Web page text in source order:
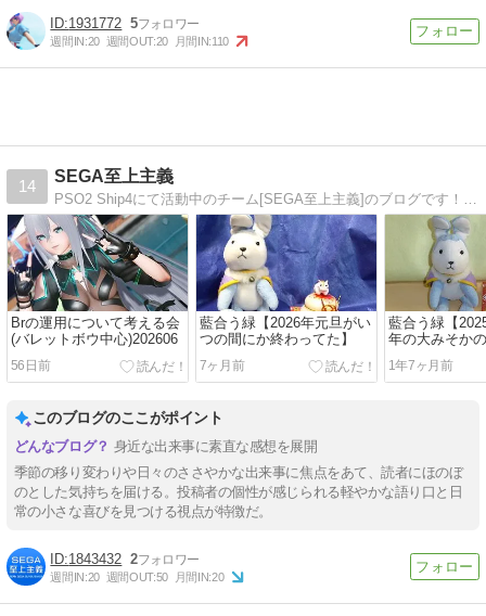
1931772 5
週間IN:20 週間OUT:20 月間IN:110
14
SEGA至上主義
PSO2 Ship4にて活動中のチーム[SEGA至上主義]のブログです！ 4コママンガやイラスト、お役立ち情報？など盛り沢山です。
Brの運用について考える会
(バレットボウ中心)202606
56日前
藍合う緑【2026年元旦がい
つの間にか終わってた】
7ヶ月前
藍合う緑【
年の大みそか
少々】
1年7ヶ月前
このブログのここがポイント
身近な出来事に素直な感想を展開
季節の移り変わりや日々のささやかな出来事に焦点をあて、読者にほのぼ
のとした気持ちを届ける。投稿者の個性が感じられる軽やかな語り口と日
常の小さな喜びを見つける視点が特徴だ。
1843432 2
週間IN:20 週間OUT:50 月間IN:20